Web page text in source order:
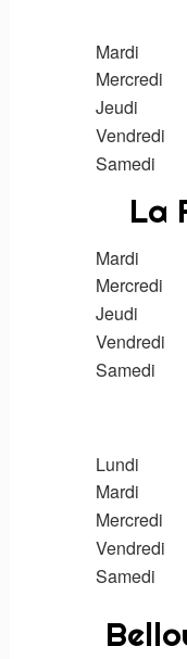
Mardi
Mercredi
Jeudi
Vendredi
Samedi
La
Mardi
Mercredi
Jeudi
Vendredi
Samedi
Lundi
Mardi
Mercredi
Vendredi
Samedi